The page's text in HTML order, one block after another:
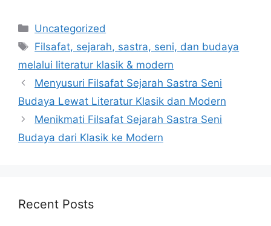
Categories
Uncategorized
Tags
Filsafat, sejarah, sastra, seni, dan budaya
melalui literatur klasik & modern
Menyusuri Filsafat Sejarah Sastra Seni
Budaya Lewat Literatur Klasik dan Modern
Menikmati Filsafat Sejarah Sastra Seni
Budaya dari Klasik ke Modern
Recent Posts